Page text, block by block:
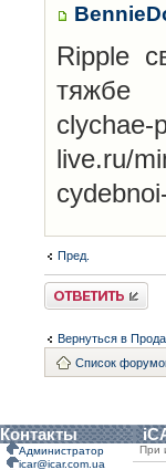
Ripple
тяжбe
clychae-
live.ru/
Пред.
Ответить
Вернуться в
Список
Контакты
Администратор
icar@icar.com.ua
При